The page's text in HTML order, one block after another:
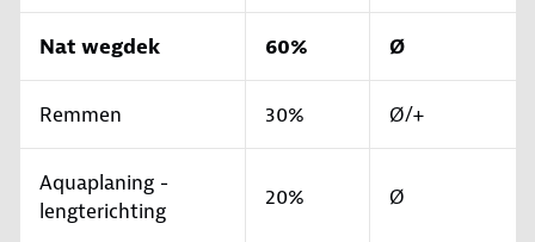
Nat wegdek 60% Ø
Remmen 30% Ø/+
Aquaplaning -
lengterichting
20% Ø